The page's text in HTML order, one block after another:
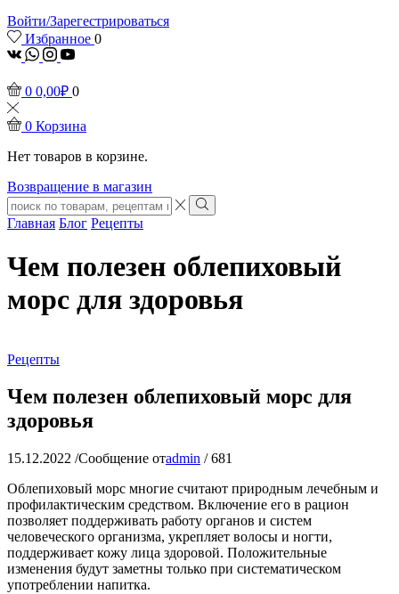
Войти/Зарегестрироваться
Избранное 0
vk Whatsapp
Instagram
Youtube
0 0,00₽ 0
0 Корзина
Нет товаров в корзине.
Возвращение в магазин
Search
input
Search
Главная Блог Рецепты
Чем полезен облепиховый
морс для здоровья
Рецепты
Чем полезен облепиховый морс для
здоровья
15.12.2022 /Сообщение отadmin / 681
Облепиховый морс многие считают природным лечебным и
профилактическим средством. Включение его в рацион
позволяет поддерживать работу органов и систем
человеческого организма, укрепляет волосы и ногти,
поддерживает кожу лица здоровой. Положительные
изменения будут заметны только при систематическом
употреблении напитка.